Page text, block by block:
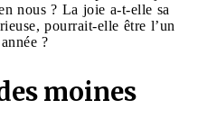
nous ? La joie a-t-elle sa
pourrait-elle être l’un
?
moines